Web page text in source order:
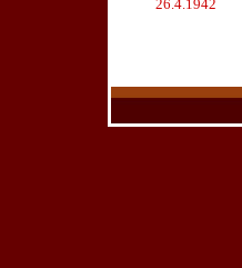
26.4.1942